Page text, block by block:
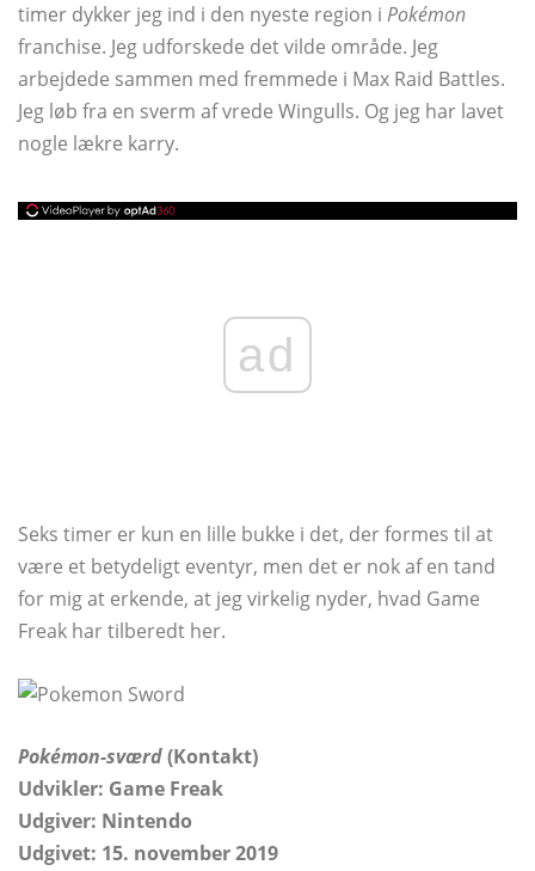
timer dykker jeg ind i den nyeste region i Pokémon
franchise. Jeg udforskede det vilde område. Jeg
arbejdede sammen med fremmede i Max Raid Battles.
Jeg løb fra en sverm af vrede Wingulls. Og jeg har lavet
nogle lækre karry.
ad
Seks timer er kun en lille bukke i det, der formes til at
være et betydeligt eventyr, men det er nok af en tand
for mig at erkende, at jeg virkelig nyder, hvad Game
Freak har tilberedt her.
Pokémon-sværd(Kontakt)
Udvikler: Game Freak
Udgiver: Nintendo
Udgivet: 15. november 2019